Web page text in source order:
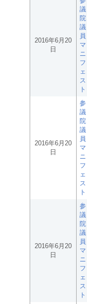
2016年6月20
日
議
院
議
員
マ
ニ
フ
ェ
ス
ト
2016年6月20
日
参
議
院
議
員
マ
ニ
フ
ェ
ス
ト
2016年6月20
日
参
議
院
議
員
マ
ニ
フ
ェ
ス
ト